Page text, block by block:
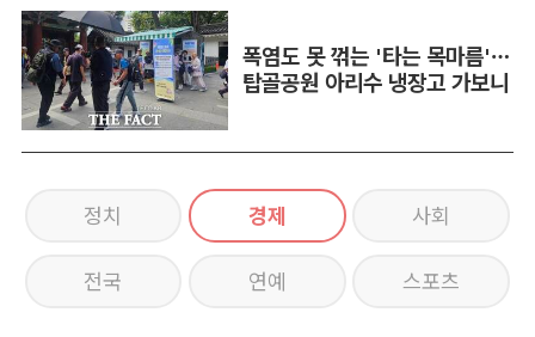
폭염도 못 꺾는 '타는 목마름'…
탑골공원 아리수 냉장고 가보니
정치 경제 사회
전국 연예 스포츠